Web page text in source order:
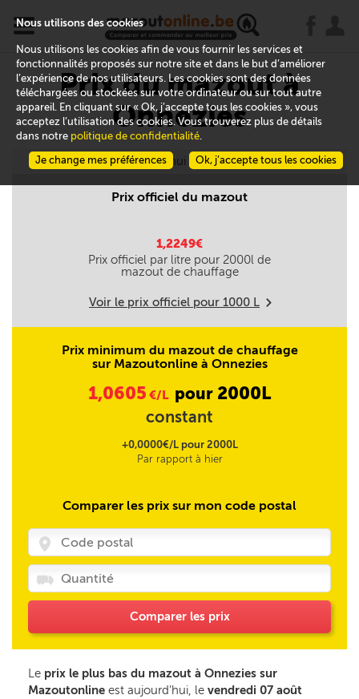
x
Prix du mazout à
Onnezies
Aujourd'hui le 07/08
Prix officiel du mazout
1,2249€
Prix officiel par litre pour 2000l de
mazout de chauffage
Voir le prix officiel pour 1000 L m
Prix minimum du mazout de chauffage
sur Mazoutonline à Onnezies
1,0605 €/L pour 2000L
constant
+0,0000€/L pour 2000L
Par rapport à hier
Comparer les prix sur mon code postal
Comparer les prix
Le prix le plus bas du mazout à Onnezies sur
Mazoutonline est aujourd’hui, le vendredi 07 août
Nous utilisons des cookies
Nous utilisons les cookies afin de vous fournir les services et
fonctionnalités proposés sur notre site et dans le but d’améliorer
l’expérience de nos utilisateurs. Les cookies sont des données
téléchargées ou stockées sur votre ordinateur ou sur tout autre
appareil. En cliquant sur « Ok, j’accepte tous les cookies », vous
acceptez l’utilisation des cookies. Vous trouverez plus de détails
dans notre politique de confidentialité.
Ok, j’accepte tous les cookies
Je change mes préférences